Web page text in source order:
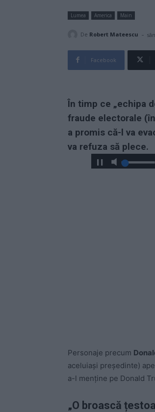
Lumea America Main
De Robert Mateescu -
Facebook
În timp ce „echipa
fraude electorale
a promis că-l va
va refuza să plece.
Personaje precum
aceluiași președinte)
a-l menține pe Donald
„O broască